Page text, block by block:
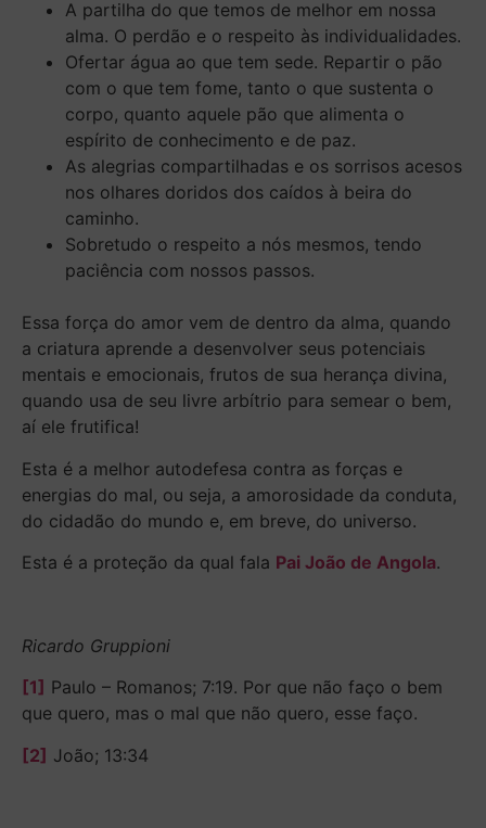
A partilha do que temos de melhor em nossa
alma. O perdão e o respeito às individualidades.
Ofertar água ao que tem sede. Repartir o pão
com o que tem fome, tanto o que sustenta o
corpo, quanto aquele pão que alimenta o
espírito de conhecimento e de paz.
As alegrias compartilhadas e os sorrisos acesos
nos olhares doridos dos caídos à beira do
caminho.
Sobretudo o respeito a nós mesmos, tendo
paciência com nossos passos.
Essa força do amor vem de dentro da alma, quando
a criatura aprende a desenvolver seus potenciais
mentais e emocionais, frutos de sua herança divina,
quando usa de seu livre arbítrio para semear o bem,
aí ele frutifica!
Esta é a melhor autodefesa contra as forças e
energias do mal, ou seja, a amorosidade da conduta,
do cidadão do mundo e, em breve, do universo.
Esta é a proteção da qual fala Pai João de Angola.
Ricardo Gruppioni
[1] Paulo – Romanos; 7:19. Por que não faço o bem
que quero, mas o mal que não quero, esse faço.
[2] João; 13:34